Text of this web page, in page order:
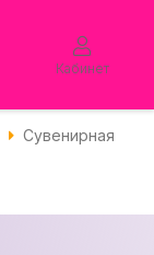
Кабинет
Сувенирная